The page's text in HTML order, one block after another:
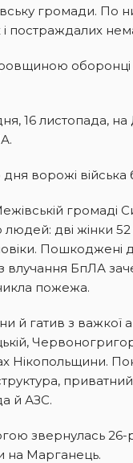
громади. По
постраждалих
16 листопада,
ворожі війська
громаді
дві жінки
Пошкоджені
влучання БпЛА
пожежа.
й гатив з важкої
Нікопольщини.
й АЗС.
звернулась 26-
на Марганець.